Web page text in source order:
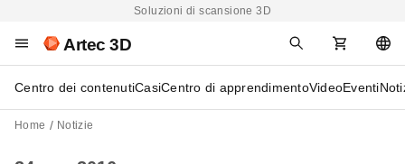
Soluzioni di scansione 3D
Artec 3D
Centro dei contenutiCasiCentro di apprendimentoVideoEventi
Home Notizie